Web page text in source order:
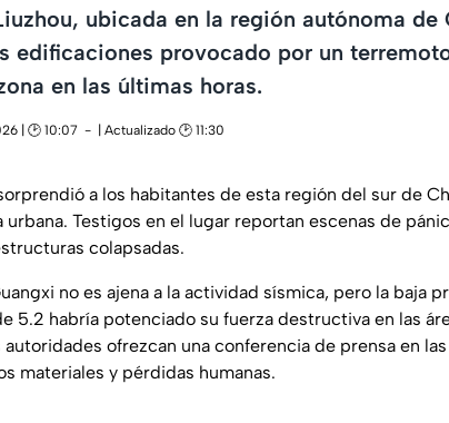
ubicada en la región autónoma de
edificaciones provocado por un
en las últimas horas.
| 🕑 10:07
| Actualizado 🕑 11:30
a los habitantes de esta región del sur de
Testigos en el lugar reportan escenas de
colapsadas.
no es ajena a la actividad sísmica, pero la baja
5.2 habría potenciado su fuerza destructiva en las
autoridades ofrezcan una conferencia de prensa en
materiales y pérdidas humanas.